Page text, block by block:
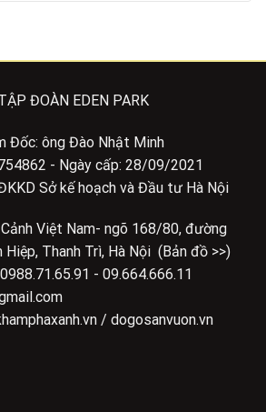
ĐOÀN EDEN PARK
Đốc: ông Đào Nhật Minh
- Ngày cấp: 28/09/2021
Sở kế hoạch và Đầu tư Hà Nội
Việt Nam- ngõ 168/80, đường
Hiệp, Thanh Trì, Hà Nội (Bản đồ >>)
- 09.664.666.11
/ dogosanvuon.vn